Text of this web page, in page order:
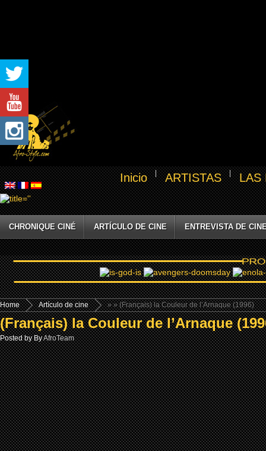
Inicio ARTISTAS LAS
CHRONIQUE CINÉ ARTÍCULO DE CINE ENTREVISTA DE
Home »
Artículo de cine » (Français) la Couleur de l’Arnaque (1996)
(Français) la Couleur de l’Arnaque
Posted by ByAfroTeam